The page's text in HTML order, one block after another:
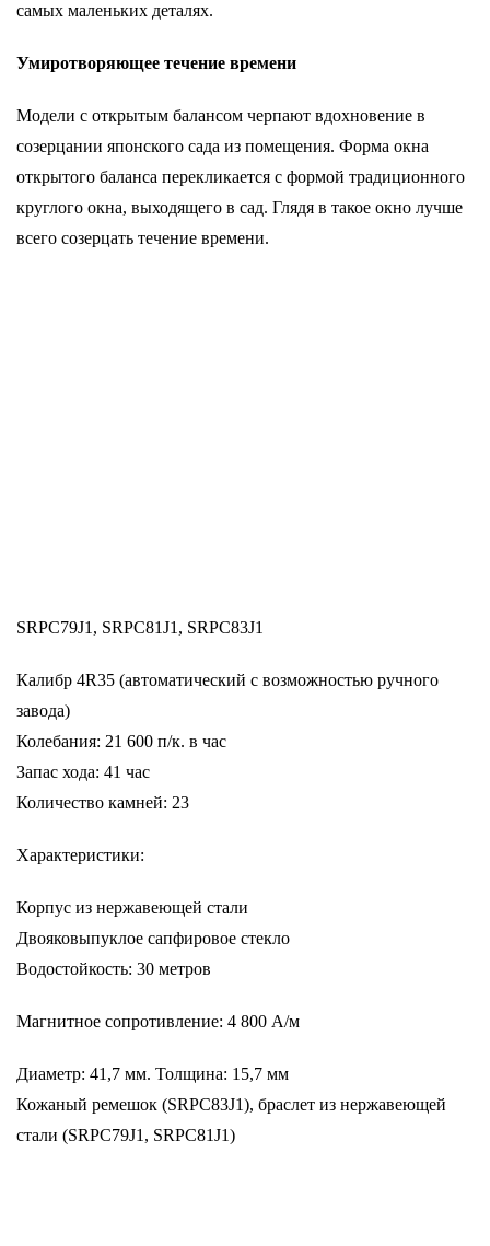
самых маленьких деталях.
Умиротворяющее течение времени
Модели с открытым балансом черпают вдохновение в
созерцании японского сада из помещения. Форма окна
открытого баланса перекликается с формой традиционного
круглого окна, выходящего в сад. Глядя в такое окно лучше
всего созерцать течение времени.
SRPC79J1, SRPC81J1, SRPC83J1
Калибр 4R35 (автоматический с возможностью ручного
завода)
Колебания: 21 600 п/к. в час
Запас хода: 41 час
Количество камней: 23
Характеристики:
Корпус из нержавеющей стали
Двояковыпуклое сапфировое стекло
Водостойкость: 30 метров
Магнитное сопротивление: 4 800 A/м
Диаметр: 41,7 мм. Толщина: 15,7 мм
Кожаный ремешок (SRPC83J1), браслет из нержавеющей
стали (SRPC79J1, SRPC81J1)